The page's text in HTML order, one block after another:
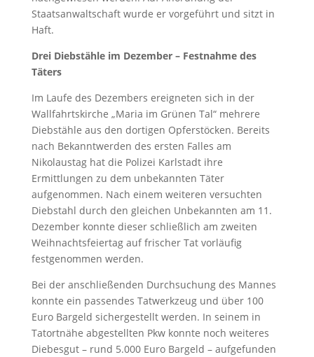
Staatsanwaltschaft wurde er vorgeführt und sitzt in
Haft.
Drei Diebstähle im Dezember – Festnahme des
Täters
Im Laufe des Dezembers ereigneten sich in der
Wallfahrtskirche „Maria im Grünen Tal“ mehrere
Diebstähle aus den dortigen Opferstöcken. Bereits
nach Bekanntwerden des ersten Falles am
Nikolaustag hat die Polizei Karlstadt ihre
Ermittlungen zu dem unbekannten Täter
aufgenommen. Nach einem weiteren versuchten
Diebstahl durch den gleichen Unbekannten am 11.
Dezember konnte dieser schließlich am zweiten
Weihnachtsfeiertag auf frischer Tat vorläufig
festgenommen werden.
Bei der anschließenden Durchsuchung des Mannes
konnte ein passendes Tatwerkzeug und über 100
Euro Bargeld sichergestellt werden. In seinem in
Tatortnähe abgestellten Pkw konnte noch weiteres
Diebesgut – rund 5.000 Euro Bargeld – aufgefunden